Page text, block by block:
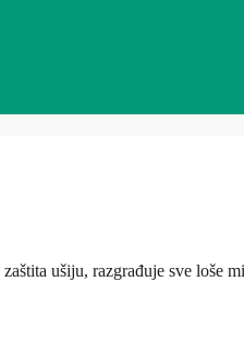
ušiju, razgrađuje sve loše